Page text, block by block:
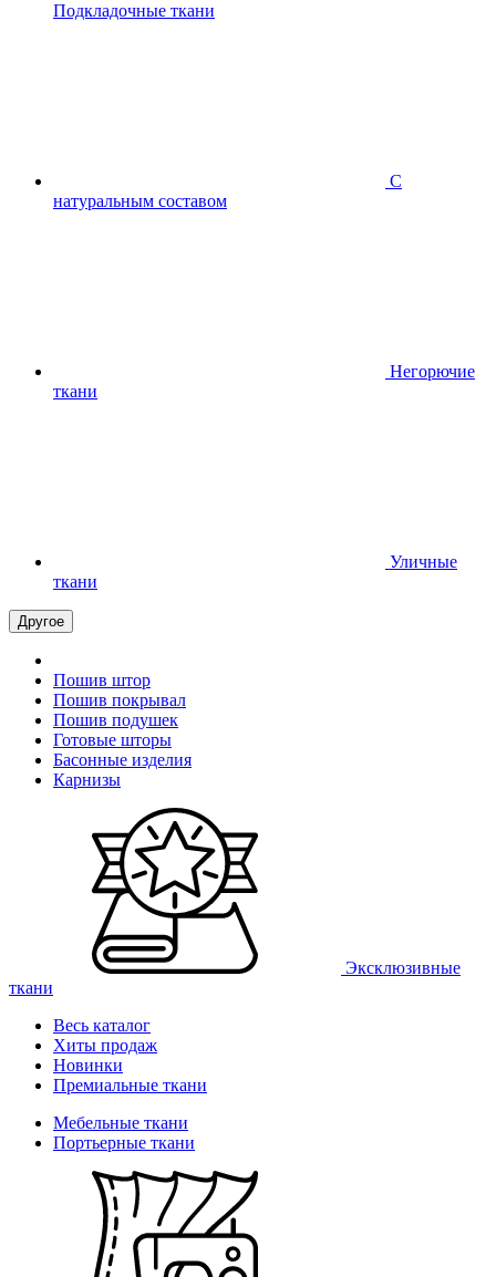
Подкладочные ткани
С
натуральным составом
Негорючие
ткани
Уличные
ткани
Другое
Пошив штор
Пошив покрывал
Пошив подушек
Готовые шторы
Басонные изделия
Карнизы
Эксклюзивные
ткани
Весь каталог
Хиты продаж
Новинки
Премиальные ткани
Мебельные ткани
Портьерные ткани